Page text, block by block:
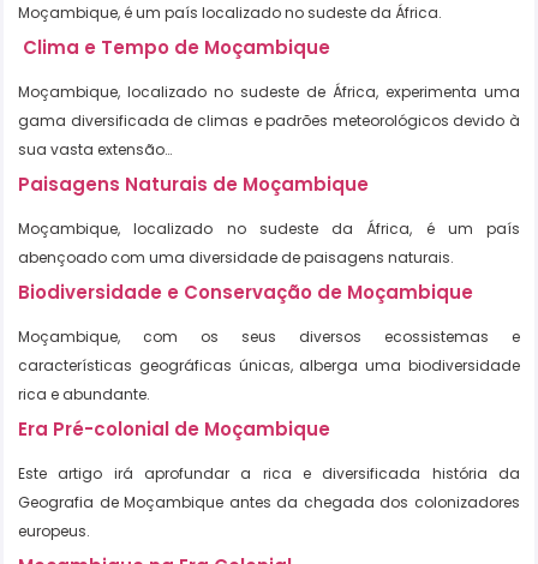
Moçambique, é um país localizado no sudeste da África.
Clima e Tempo de Moçambique
Moçambique, localizado no sudeste de África, experimenta uma
gama diversificada de climas e padrões meteorológicos devido à
sua vasta extensão…
Paisagens Naturais de Moçambique
Moçambique, localizado no sudeste da África, é um país
abençoado com uma diversidade de paisagens naturais.
Biodiversidade e Conservação de Moçambique
Moçambique, com os seus diversos ecossistemas e
características geográficas únicas, alberga uma biodiversidade
rica e abundante.
Era Pré-colonial de Moçambique
Este artigo irá aprofundar a rica e diversificada história da
Geografia de Moçambique antes da chegada dos colonizadores
europeus.